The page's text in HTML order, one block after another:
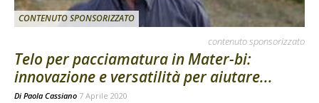
CONTENUTO SPONSORIZZATO
contenuto sponsorizzato
Telo per pacciamatura in Mater-bi:
innovazione e versatilità per aiutare...
Di Paola Cassiano 7 Aprile 2020